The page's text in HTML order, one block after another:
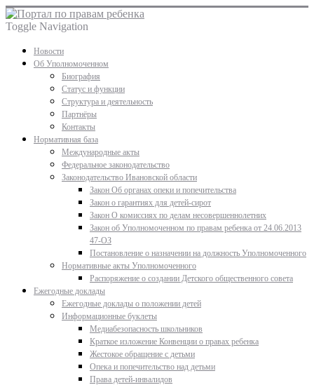
Toggle Navigation
Новости
Об Уполномоченном
Биография
Статус и функции
Структура и деятельность
Партнёры
Контакты
Нормативная база
Международные акты
Федеральное законодательство
Законодательство Ивановской области
Закон Об органах опеки и попечительства
Закон о гарантиях для детей-сирот
Закон О комиссиях по делам несовершеннолетних
Закон об Уполномоченном по правам ребенка от 24.06.2013
47-ОЗ
Постановление о назначении на должность Уполномоченного
Нормативные акты Уполномоченного
Распоряжение о создании Детского общественного совета
Ежегодные доклады
Ежегодные доклады о положении детей
Информационные буклеты
Медиабезопасность школьников
Краткое изложение Конвенции о правах ребенка
Жестокое обращение с детьми
Опека и попечительство над детьми
Права детей-инвалидов